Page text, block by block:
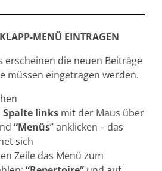
MENÜ EINTRAGEN
erscheinen die neuen Beiträge
müssen eingetragen werden.
Spalte links mit der Maus über
“Menüs” anklicken – das
sich
Zeile das Menü zum